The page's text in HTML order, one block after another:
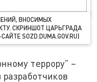
ВНОСИМЫХ
СКРИНШОТ ЦАРЬГРАДА
SOZD.DUMA.GOV.RU)
террору" –